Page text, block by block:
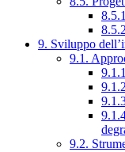
9. Sviluppo
9.1.
9.2.